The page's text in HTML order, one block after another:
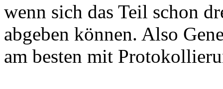
wenn sich das Teil schon
abgeben können. Also
am besten mit